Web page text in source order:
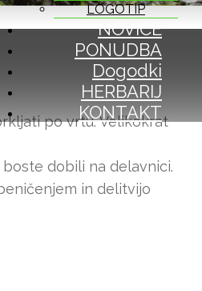
LOGOTIP
NOVICE
PONUDBA
Dogodki
HERBARIJ
KONTAKT
po vrtu. Velikokrat
dobili na delavnici.
in delitvijo